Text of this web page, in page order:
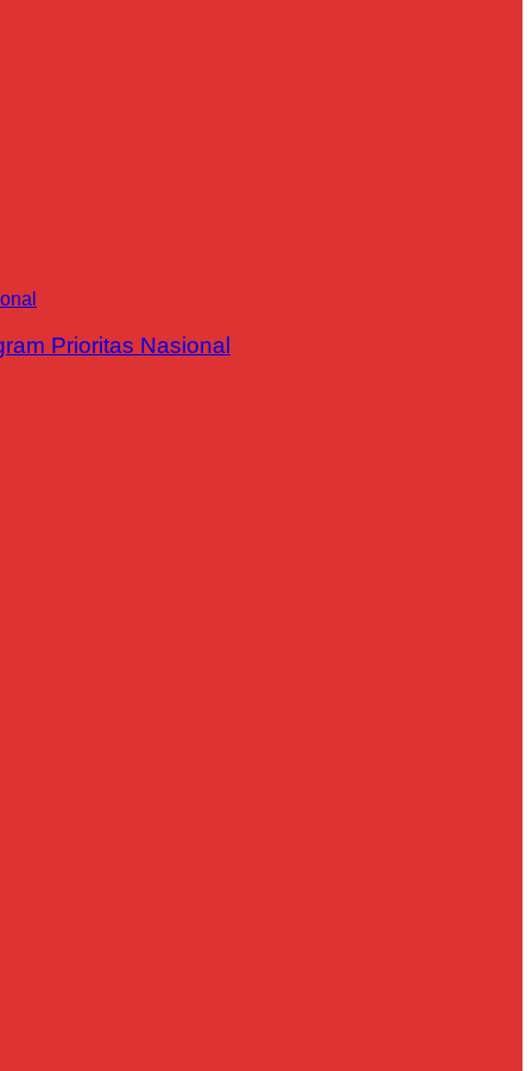
Prioritas Nasional